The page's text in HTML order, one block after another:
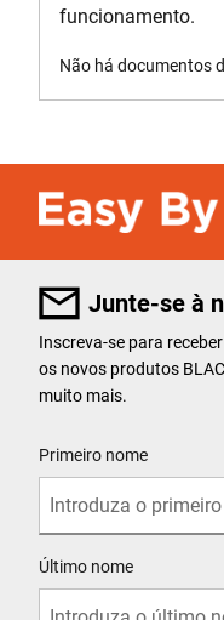
funcionamento.
Não há documentos
Junte-se à
Inscreva-se para
os novos produtos
muito mais.
Primeiro nome
Último nome